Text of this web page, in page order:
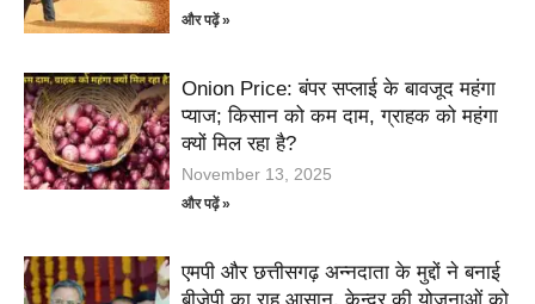
और पढ़ें »
Onion Price: बंपर सप्लाई के बावजूद महंगा
प्याज; किसान को कम दाम, ग्राहक को महंगा
क्यों मिल रहा है?
November 13, 2025
और पढ़ें »
एमपी और छत्तीसगढ़ अन्नदाता के मुद्दों ने बनाई
बीजेपी का राह आसान, केन्द्र की योजनाओं को